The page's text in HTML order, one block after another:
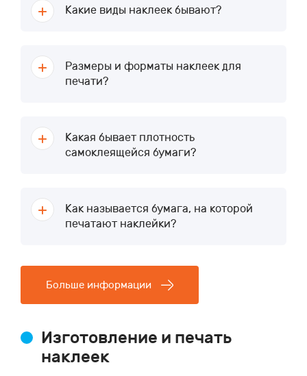
Какие виды наклеек бывают?
Размеры и форматы наклеек для
печати?
Какая бывает плотность
самоклеящейся бумаги?
Как называется бумага, на которой
печатают наклейки?
Больше информации
Изготовление и печать
наклеек